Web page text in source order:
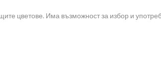
цветове. Има възможност за избор и